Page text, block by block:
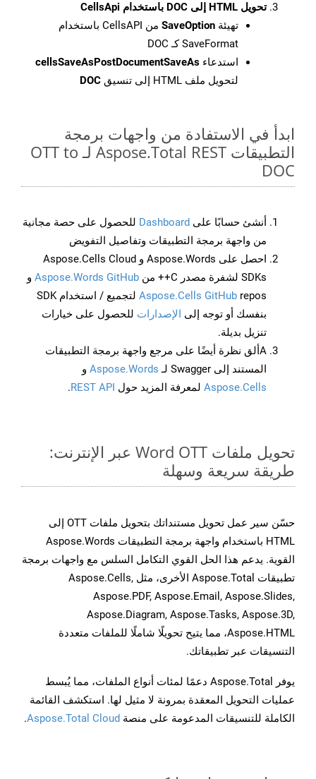
تحويل HTML إلى DOC باستخدام CellsApi
تهيئة SaveOption
من CellsAPI باستخدام
SaveFormat كـ DOC
استدعاء cellsSaveAsPostDocumentSaveAs
لتحويل ملف HTML إلى تنسيق
DOC
ابدأ في الاستفادة من واجهات برمجة
التطبيقات Aspose.Total REST لـ OTT to
DOC
أنشئ حسابًا على Dashboard للحصول على حصة مجانية
من واجهة برمجة التطبيقات وتفاصيل التفويض
احصل على Aspose.Words و Aspose.Cells Cloud
SDKs لشفرة مصدر C++ من
Aspose.Words GitHub و
Aspose.Cells GitHub
repos لتجميع / استخدام SDK
بنفسك أو توجه إلى الإصدارات للحصول على خيارات
تنزيل بديلة.
Aألق نظرة أيضًا على مرجع واجهة برمجة التطبيقات
المستند إلى Swagger لـ
Aspose.Words و
Aspose.Cells لمعرفة المزيد حول REST API
.
تحويل ملفات Word OTT عبر الإنترنت:
طريقة سريعة وسهلة
حسّن سير عمل تحويل مستنداتك بتحويل ملفات OTT إلى
HTML باستخدام واجهة برمجة التطبيقات Aspose.Words
القوية. يدعم هذا الحل القوي التكامل السلس مع واجهات برمجة
تطبيقات Aspose.Total الأخرى، مثل Aspose.Cells,
Aspose.PDF, Aspose.Email, Aspose.Slides,
Aspose.Diagram, Aspose.Tasks, Aspose.3D,
Aspose.HTML، مما يتيح تحويلًا شاملًا للملفات متعددة
التنسيقات عبر تطبيقاتك.
يوفر Aspose.Total دعمًا لمئات أنواع الملفات، مما يُبسط
عمليات التحويل المعقدة بمرونة لا مثيل لها. استكشف القائمة
الكاملة للتنسيقات المدعومة على منصة Aspose.Total Cloud
.